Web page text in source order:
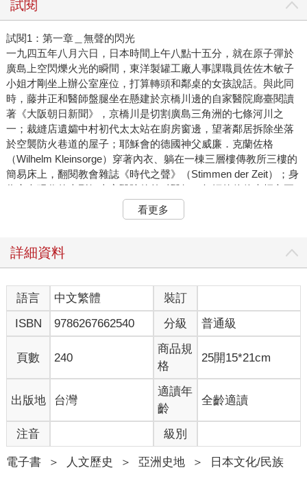
試閱
試閱1：第一章＿無聲的閃光
一九四五年八月六日，日本時間上午八點十五分，就在原子彈於
廣島上空閃爍火光的瞬間，東洋製罐工廠人事課職員佐佐木敏子
小姐才剛坐上辦公室座位，打算轉頭和鄰桌的女孩說話。與此同
時，藤井正和醫師盤腿坐在懸建於京橋川邊的自家醫院廊臺閱讀
著《大阪朝日新聞》，京橋川是切割廣島三角洲的七條河川之
一；裁縫店遺孀中村初代太太站在廚房窗邊，望著鄰居拆除坐落
於空襲防火巷道的屋子；耶穌會的德國神父威廉．克蘭佐格
（Wilhelm Kleinsorge）穿著內衣、躺在一棟三層樓傳教所三樓的
簡易床上，翻閱教會雜誌《時代之聲》（Stimmen der Zeit）；身
為市內現代的大型紅十字醫院的外科醫師，年輕的佐佐木輝文正
走在醫院走廊上，手中拿著安排進行梅毒血清試驗的血液樣本；
廣島衛理公會的谷本清牧師則位在市區西郊名為己斐的地區，他
島，而從城裡撤出的滿車物資。這場原子彈爆炸造成十萬人死
瞬間──及時邁出的關鍵一步、走進室內的靈機一動、選擇搭乘這
班電車而非下一班──這些偶然的決定讓他們倖免於難。他們如今
明白，在那段掙扎生存的過程中，自己彷彿經歷了無數回的生
命，也目睹了更多遠遠超乎想像的死亡。但在當時，他們對這一
切渾然不知。
谷本牧師在那日早晨五點起床。那段期間，他的妻子總會帶著一
歲的孩子前往位在牛田（北部郊區）的朋友家中過夜，所以寓所
裡只剩他一人。日本所有的主要城市中，唯有京都和廣島尚未遭
受B-29轟炸機的大規模襲擊；日本人稱之為「B先生」，這反映
看更多
詳細資料
語言 中文繁體
裝訂
ISBN
9786267662540 分級 普通級
頁數 240
商品規
格
25開15*21cm
出版地 台灣
適讀年
齡
全齡適讀
注音 級別
電子書 ＞ 人文歷史 ＞ 亞洲史地 ＞ 日本文化/民族